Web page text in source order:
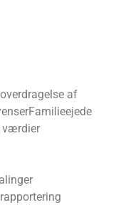
af
Familieejede
værdier